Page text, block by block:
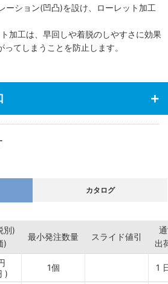
ーション(凹凸)を設け、ローレット加工
加工は、早回しや着脱のしやすさに効果
てしまうことを防止します。
カタログ
別)
)
最小発注数量 スライド値引
出
)
1個 1